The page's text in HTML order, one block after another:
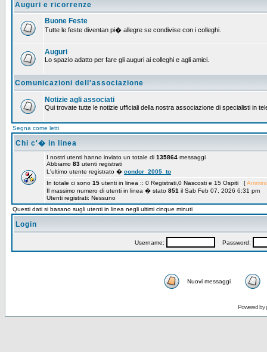
Auguri e ricorrenze
Buone Feste
Tutte le feste diventan pi� allegre se condivise con i colleghi.
Auguri
Lo spazio adatto per fare gli auguri ai colleghi e agli amici.
Comunicazioni dell'associazione
Notizie agli associati
Qui trovate tutte le notizie ufficiali della nostra associazione di specialisti in
Segna come letti
Chi c'� in linea
I nostri utenti hanno inviato un totale di 135864 messaggi
Abbiamo 83 utenti registrati
L'ultimo utente registrato � condor_2005_to
In totale ci sono 15 utenti in linea :: 0 Registrati,0 Nascosti e 15 Ospiti [
Il massimo numero di utenti in linea � stato 851 il Sab Feb 07, 2026 6:31 pm
Utenti registrati: Nessuno
Questi dati si basano sugli utenti in linea negli ultimi cinque minuti
Login
Username: Password:
Nuovi messaggi
Powered by